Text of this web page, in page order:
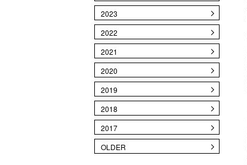
2023
2022
2021
2020
2019
2018
2017
OLDER